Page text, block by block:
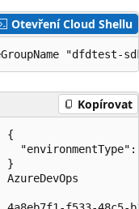
Otevření Cloud Shellu
Kopírovat
{
}